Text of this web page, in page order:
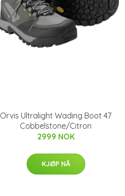
Orvis Ultralight Wading Boot 47
Cobbelstone/Citron
2999 NOK
KJØP NÅ